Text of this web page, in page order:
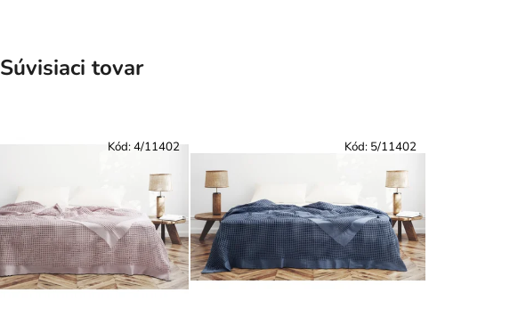
Súvisiaci tovar
Kód:4/11402 Kód: 5/11402